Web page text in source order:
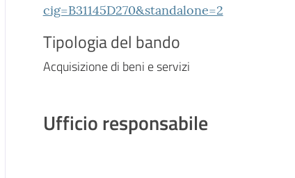
cig=B31145D270&standalone=2
Tipologia del bando
Acquisizione di beni e servizi
Ufficio responsabile